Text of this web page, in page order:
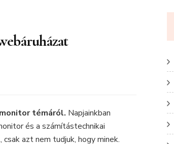
témáról. Napjainkban
és a számítástechnikai
azt nem tudjuk, hogy minek.